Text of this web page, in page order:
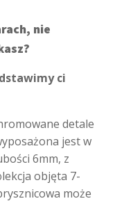
nie
ci
detale
jest w
6mm, z
objęta 7-
może